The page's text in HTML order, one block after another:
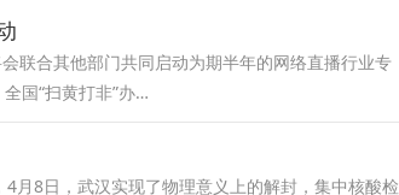
联合其他部门共同启动为期半年的网络直播行业专
国“扫黄打非”办…
月8日，武汉实现了物理意义上的解封，集中核酸检